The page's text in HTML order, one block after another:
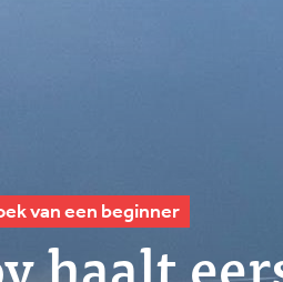
van een beginner